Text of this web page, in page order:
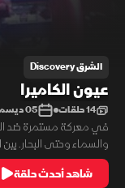
الشرق Discovery
عيون الكاميرا
14 حلقات 05 ديسمبر 2024
في معركة مستمرة ضد
والسماء وحتى البحار.
على الفوضى. في وقتٍ
سرقات الطرود وحوادث
شاهد أحدث حلقة